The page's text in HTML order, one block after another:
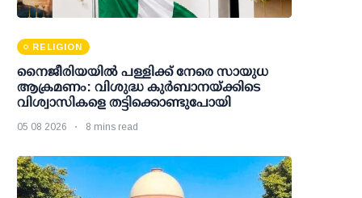
RELIGION
നൈജീരിയയിൽ പള്ളിക്ക് നേരെ സായുധ
ആക്രമണം: വിശുദ്ധ കുർബാനയ്ക്കിടെ
വിശ്വാസികളെ തട്ടിക്കൊണ്ടുപോയി
05 08 2026 8 mins read